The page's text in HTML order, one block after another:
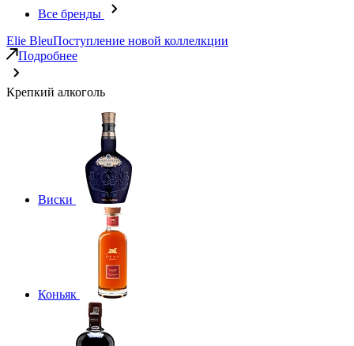
Все бренды
Elie BleuПоступление новой коллелкции
Подробнее
Крепкий алкоголь
Виски
Коньяк